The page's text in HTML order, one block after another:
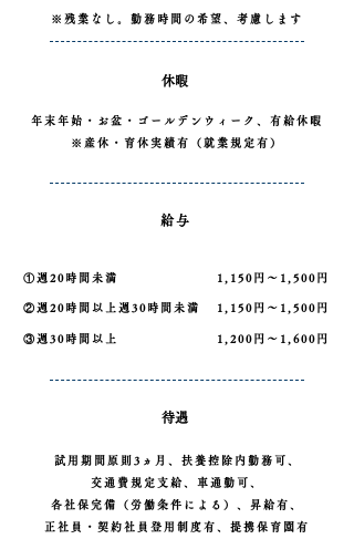
※残業なし。勤務時間の希望、考慮します
​休暇
年末年始・お盆・ゴールデンウィーク、有給休暇
※産休・育休実績有（就業規定有）
給与
①週20時間未満 1,150円～1,500円
②週20時間以上週30時間未満 1,150円～1,500円
③週30時間以上 1,200円～1,600円
​待遇
試用期間原則3ヵ月、扶養控除内勤務可、
交通費規定支給、車通勤可、
各社保完備（労働条件による）、昇給有、
正社員・契約社員登用制度有、提携保育園有